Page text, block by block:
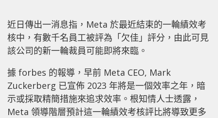
近日傳出一消息指，Meta 於最近結束的一輪績效考
核中，有數千名員工被評為「欠佳」評分，由此可見
該公司的新一輪裁員可能即將來臨。
據 forbes 的報導，早前 Meta CEO, Mark
Zuckerberg 已宣佈 2023 年將是一個效率之年，暗
示或採取精簡措施來追求效率。根知情人士透露，
Meta 領導階層預計這一輪績效考核評比將導致更多